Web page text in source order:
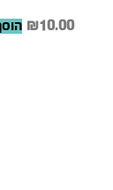
₪10.00